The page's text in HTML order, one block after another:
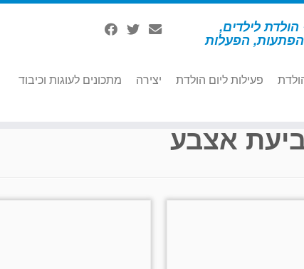
לילדים,
הפעלות
פעילות ליום הולדת יצירה
מתכונים לעוגות וכיבוד
אצבע